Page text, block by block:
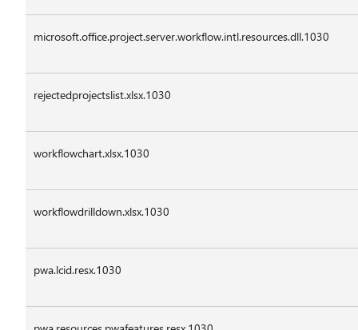
microsoft.office.project.server.workflow.intl.resources.dll.1030
rejectedprojectslist.xlsx.1030
workflowchart.xlsx.1030
workflowdrilldown.xlsx.1030
pwa.lcid.resx.1030